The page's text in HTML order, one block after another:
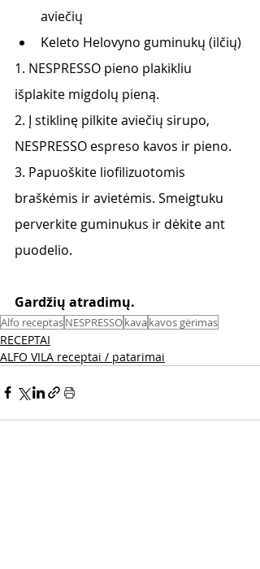
aviečių
Keleto Helovyno guminukų (ilčių)
1. NESPRESSO pieno plakikliu
išplakite migdolų pieną.
2. Į stiklinę pilkite aviečių sirupo,
NESPRESSO espreso kavos ir pieno.
3. Papuoškite liofilizuotomis
braškėmis ir avietėmis. Smeigtuku
perverkite guminukus ir dėkite ant
puodelio.
Gardžių atradimų.
Alfo receptasNESPRESSOkavakavos gėrimas
RECEPTAI
ALFO VILA receptai / patarimai